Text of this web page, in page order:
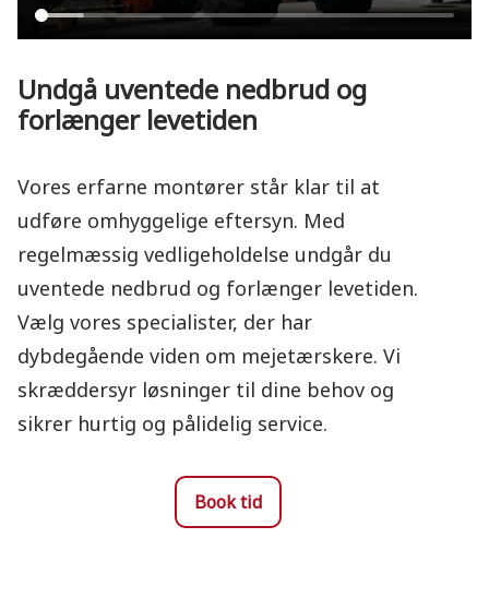
Undgå uventede nedbrud og
forlænger levetiden
Vores erfarne montører står klar til at
udføre omhyggelige eftersyn. Med
regelmæssig vedligeholdelse undgår du
uventede nedbrud og forlænger levetiden.
Vælg vores specialister, der har
dybdegående viden om mejetærskere. Vi
skræddersyr løsninger til dine behov og
sikrer hurtig og pålidelig service.
Book tid